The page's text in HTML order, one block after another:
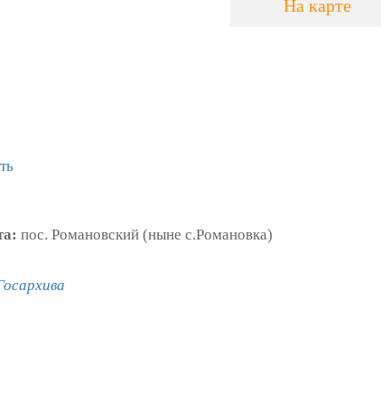
На карте
пос. Романовский (ныне с.Романовка)